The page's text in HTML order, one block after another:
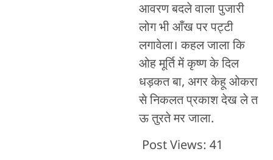
आवरण बदले वाला पुजारी
लोग भी आँख पर पट्टी
लगावेला। कहल जाला कि
ओह मूर्ति में कृष्ण के दिल
धड़कत बा, अगर केहू ओकरा
से निकलत प्रकाश देख ले त
ऊ तुरते मर जाला.
Post Views: 41